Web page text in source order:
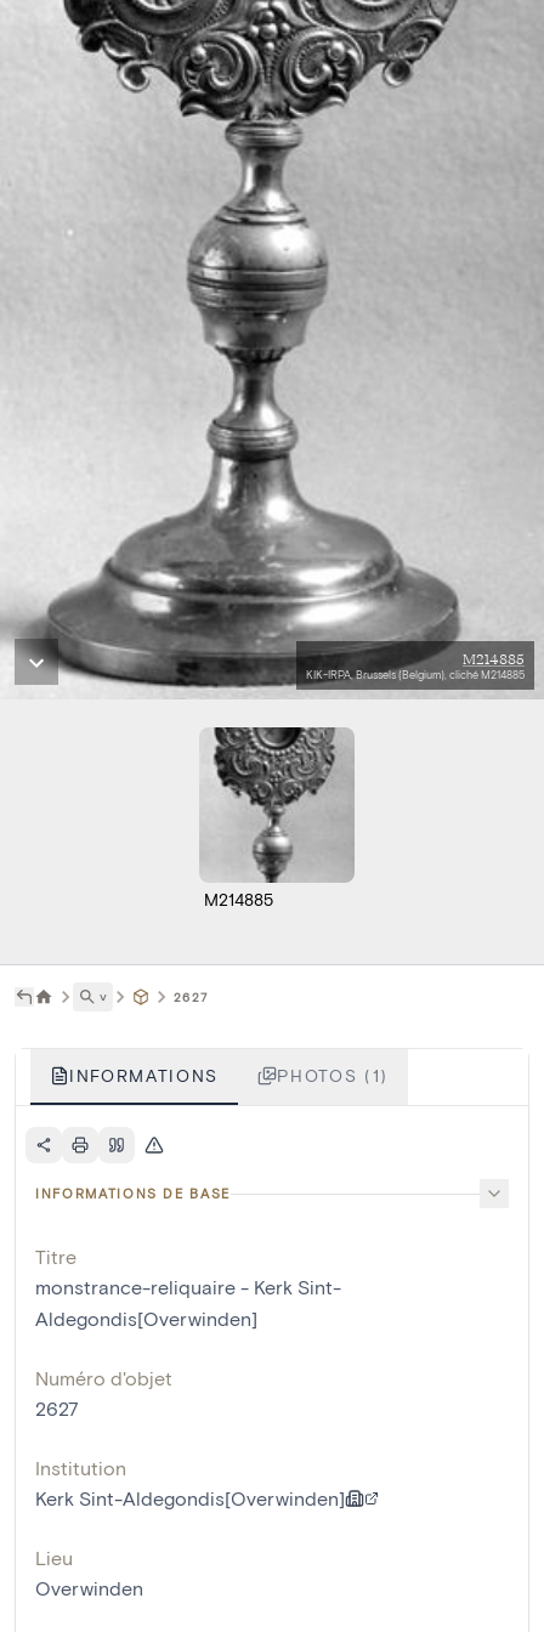
M214885
KIK-IRPA, Brussels (Belgium), cliché M214885
M214885
˅ 2627
INFORMATIONS PHOTOS (1)
INFORMATIONS DE BASE
Titre
monstrance-reliquaire - Kerk Sint-
Aldegondis[Overwinden]
Numéro d'objet
2627
Institution
Kerk Sint-Aldegondis[Overwinden]
Lieu
Overwinden